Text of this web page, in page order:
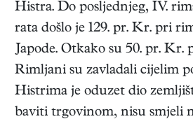
Histra. Do posljednjeg, IV.
rata došlo je 129. pr. Kr. pri
Japode. Otkako su 50. pr.
Rimljani su zavladali cijelim
Histrima je oduzet dio
baviti trgovinom, nisu smjeli